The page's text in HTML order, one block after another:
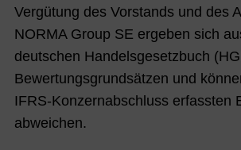
Vergütung des Vorstands und des
NORMA Group SE ergeben sich
deutschen Handelsgesetzbuch
Bewertungsgrundsätzen und
IFRS-Konzernabschluss erfassten
abweichen.